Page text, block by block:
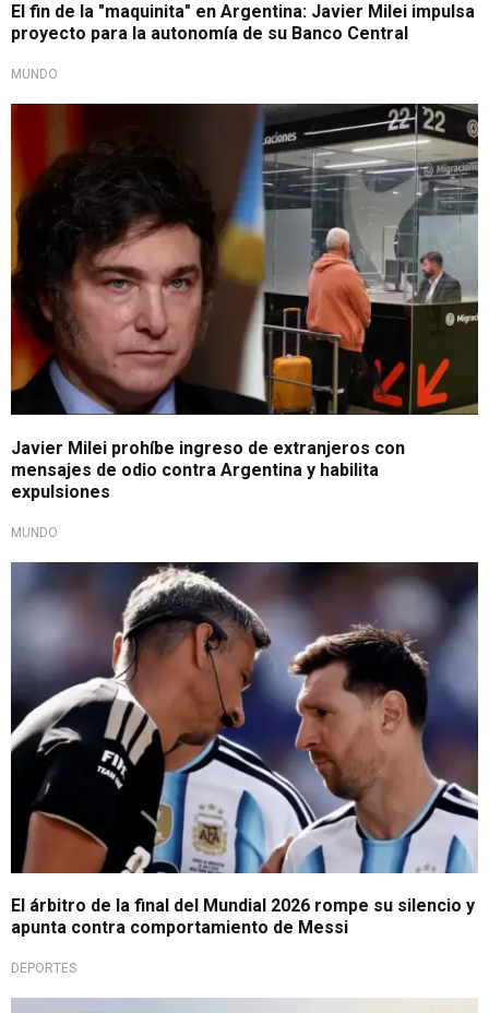
El fin de la "maquinita" en Argentina: Javier Milei impulsa
proyecto para la autonomía de su Banco Central
MUNDO
Javier Milei prohíbe ingreso de extranjeros con
mensajes de odio contra Argentina y habilita
expulsiones
MUNDO
En reciente entrevista
El árbitro de la final del Mundial 2026 rompe su silencio y
apunta contra comportamiento de Messi
DEPORTES